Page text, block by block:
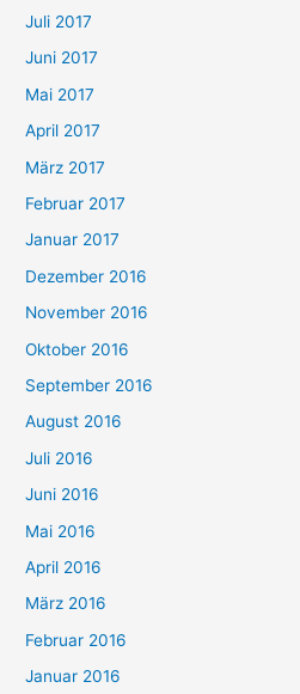
Juli 2017
Juni 2017
Mai 2017
April 2017
März 2017
Februar 2017
Januar 2017
Dezember 2016
November 2016
Oktober 2016
September 2016
August 2016
Juli 2016
Juni 2016
Mai 2016
April 2016
März 2016
Februar 2016
Januar 2016